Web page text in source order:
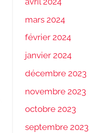
mars 2024
février 2024
janvier 2024
décembre 2023
novembre 2023
octobre 2023
septembre 2023